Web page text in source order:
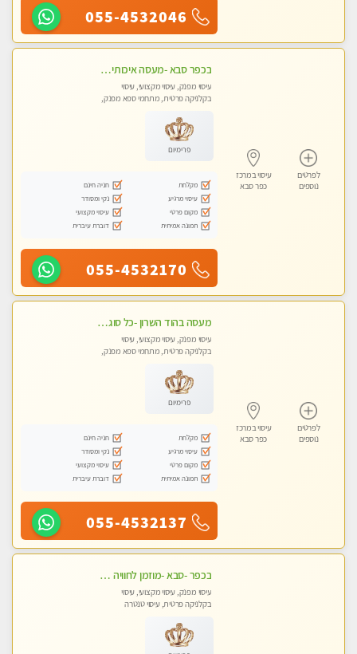
055-4532046
לפרטים
נוספים
עיסוי במרכז
כפר סבא
בכפר סבא -מעסה איכותית מקצועית ומפנקת
עיסוי מפנק, עיסוי מקצועי, עיסוי
בקלניקה פרטית, מתחמי ספא מפנק,
פרימיום
מקלחת
חניה חינם
עיסוי מרגיע
נקי ומסודר
מקום פרטי
עיסוי מקצועי
תמונה אמיתית
דוברת עיברית
055-4532170
לפרטים
נוספים
עיסוי במרכז
כפר סבא
מעסה בהוד השרון -כל סוגי העיסויים מעסה מקצועית ואיכותית פרטי!!!מומלץ לחלוטין!!
עיסוי מפנק, עיסוי מקצועי, עיסוי
בקלניקה פרטית, מתחמי ספא מפנק,
פרימיום
מקלחת
חניה חינם
עיסוי מרגיע
נקי ומסודר
מקום פרטי
עיסוי מקצועי
תמונה אמיתית
דוברת עיברית
055-4532137
בכפר -סבא -מוזמן לחוויה בלתי נשכחת!!!עיסוי מפנק ביותר מומלץ לחלוטין!!!
עיסוי מפנק, עיסוי מקצועי, עיסוי
בקלניקה פרטית, עיסוי טנטרה